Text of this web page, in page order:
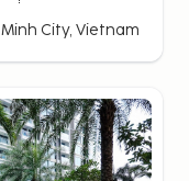
City, Vietnam